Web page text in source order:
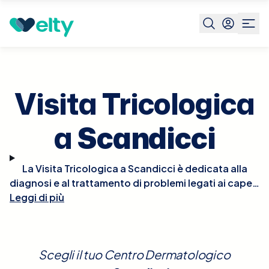
Prenota visita Scandicci
Visita Tricologica
aScandicci
La Visita Tricologica a Scandicci è dedicata alla
diagnosi e al trattamento di problemi legati ai capelli
e al cuoio capelluto, come la caduta dei capelli, la
attentamente il cuoio capelluto e i capelli,
Leggi di più
Scegli il tuo Centro Dermatologico